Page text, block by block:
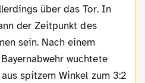
über das Tor. In
der Zeitpunkt des
sein. Nach einem
wuchtete
spitzem Winkel zum 3:2